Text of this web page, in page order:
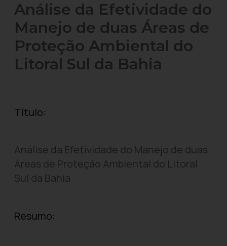
Análise da Efetividade do
Manejo de duas Áreas de
Proteção Ambiental do
Litoral Sul da Bahia
Título:
Análise da Efetividade do Manejo de duas
Áreas de Proteção Ambiental do Litoral
Sul da Bahia
Resumo: